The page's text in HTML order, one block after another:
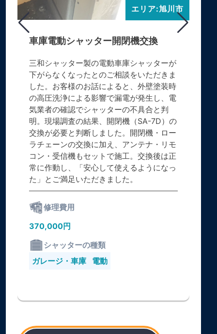
エリア:旭川市
車庫電動シャッター開閉機交換
三和シャッター製の電動車庫シャッターが
下がらなくなったとのご相談をいただきま
した。お客様のお話によると、外壁塗装時
の高圧洗浄による影響で漏電が発生し、電
気業者の確認でシャッターの不具合と判
明。現場調査の結果、開閉機（SA-7D）の
交換が必要と判断しました。開閉機・ロー
ラチェーンの交換に加え、アンテナ・リモ
コン・受信機もセットで施工。交換後は正
常に作動し、「安心して使えるようになっ
た」とご満足いただきました。
修理費用
370,000円
シャッターの種類
ガレージ・車庫
電動